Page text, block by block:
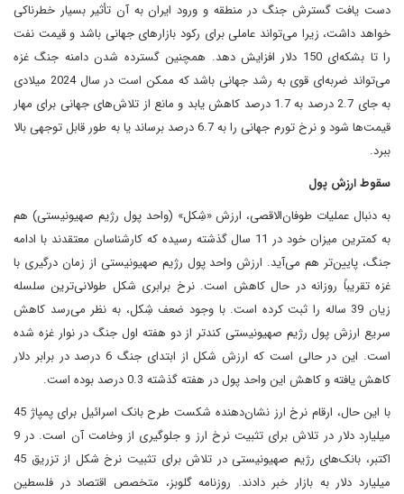
دست یافت گسترش جنگ در منطقه و ورود ایران به آن تأثیر بسیار خطرناکی
خواهد داشت، زیرا می‌تواند عاملی برای رکود بازارهای جهانی باشد و قیمت نفت
را تا بشکه‌ای 150 دلار افزایش دهد. همچنین گسترده شدن دامنه جنگ غزه
می‌تواند ضربه‌ای قوی به رشد جهانی باشد که ممکن است در سال 2024 میلادی
به جای 2.7 درصد به 1.7 درصد کاهش یابد و مانع از تلاش‌های جهانی برای مهار
قیمت‌ها شود و نرخ تورم جهانی را به 6.7 درصد برساند یا به طور قابل توجهی بالا
ببرد.
سقوط ارزش پول
به دنبال عملیات طوفان‌الاقصی، ارزش «شِکل» (واحد پول رژیم صهیونیستی) هم
به کمترین میزان خود در 11 سال گذشته رسیده که کارشناسان معتقدند با ادامه
جنگ، پایین‌تر هم می‌آید. ارزش واحد پول رژیم صهیونیستی از زمان درگیری با
غزه تقریباً روزانه در حال کاهش است. نرخ برابری شکل طولانی‌ترین سلسله
زیان 39 ساله را ثبت کرده است. با وجود ضعف شِکل، به نظر می‌رسد کاهش
سریع ارزش پول رژیم صهیونیستی کندتر از دو هفته اول جنگ در نوار غزه شده
است. این در حالی است که ارزش شکل از ابتدای جنگ 6 درصد در برابر دلار
کاهش یافته و کاهش این واحد پول در هفته گذشته 0.3 درصد بوده است.
با این حال، ارقام نرخ ارز نشان‌دهنده شکست طرح بانک اسرائیل برای پمپاژ 45
میلیارد دلار در تلاش برای تثبیت نرخ ارز و جلوگیری از وخامت آن است. در 9
اکتبر، بانک‌های رژیم صهیونیستی در تلاش برای تثبیت نرخ شکل از تزریق 45
میلیارد دلار به بازار خبر دادند. روزنامه گلوبز، متخصص اقتصاد در فلسطین